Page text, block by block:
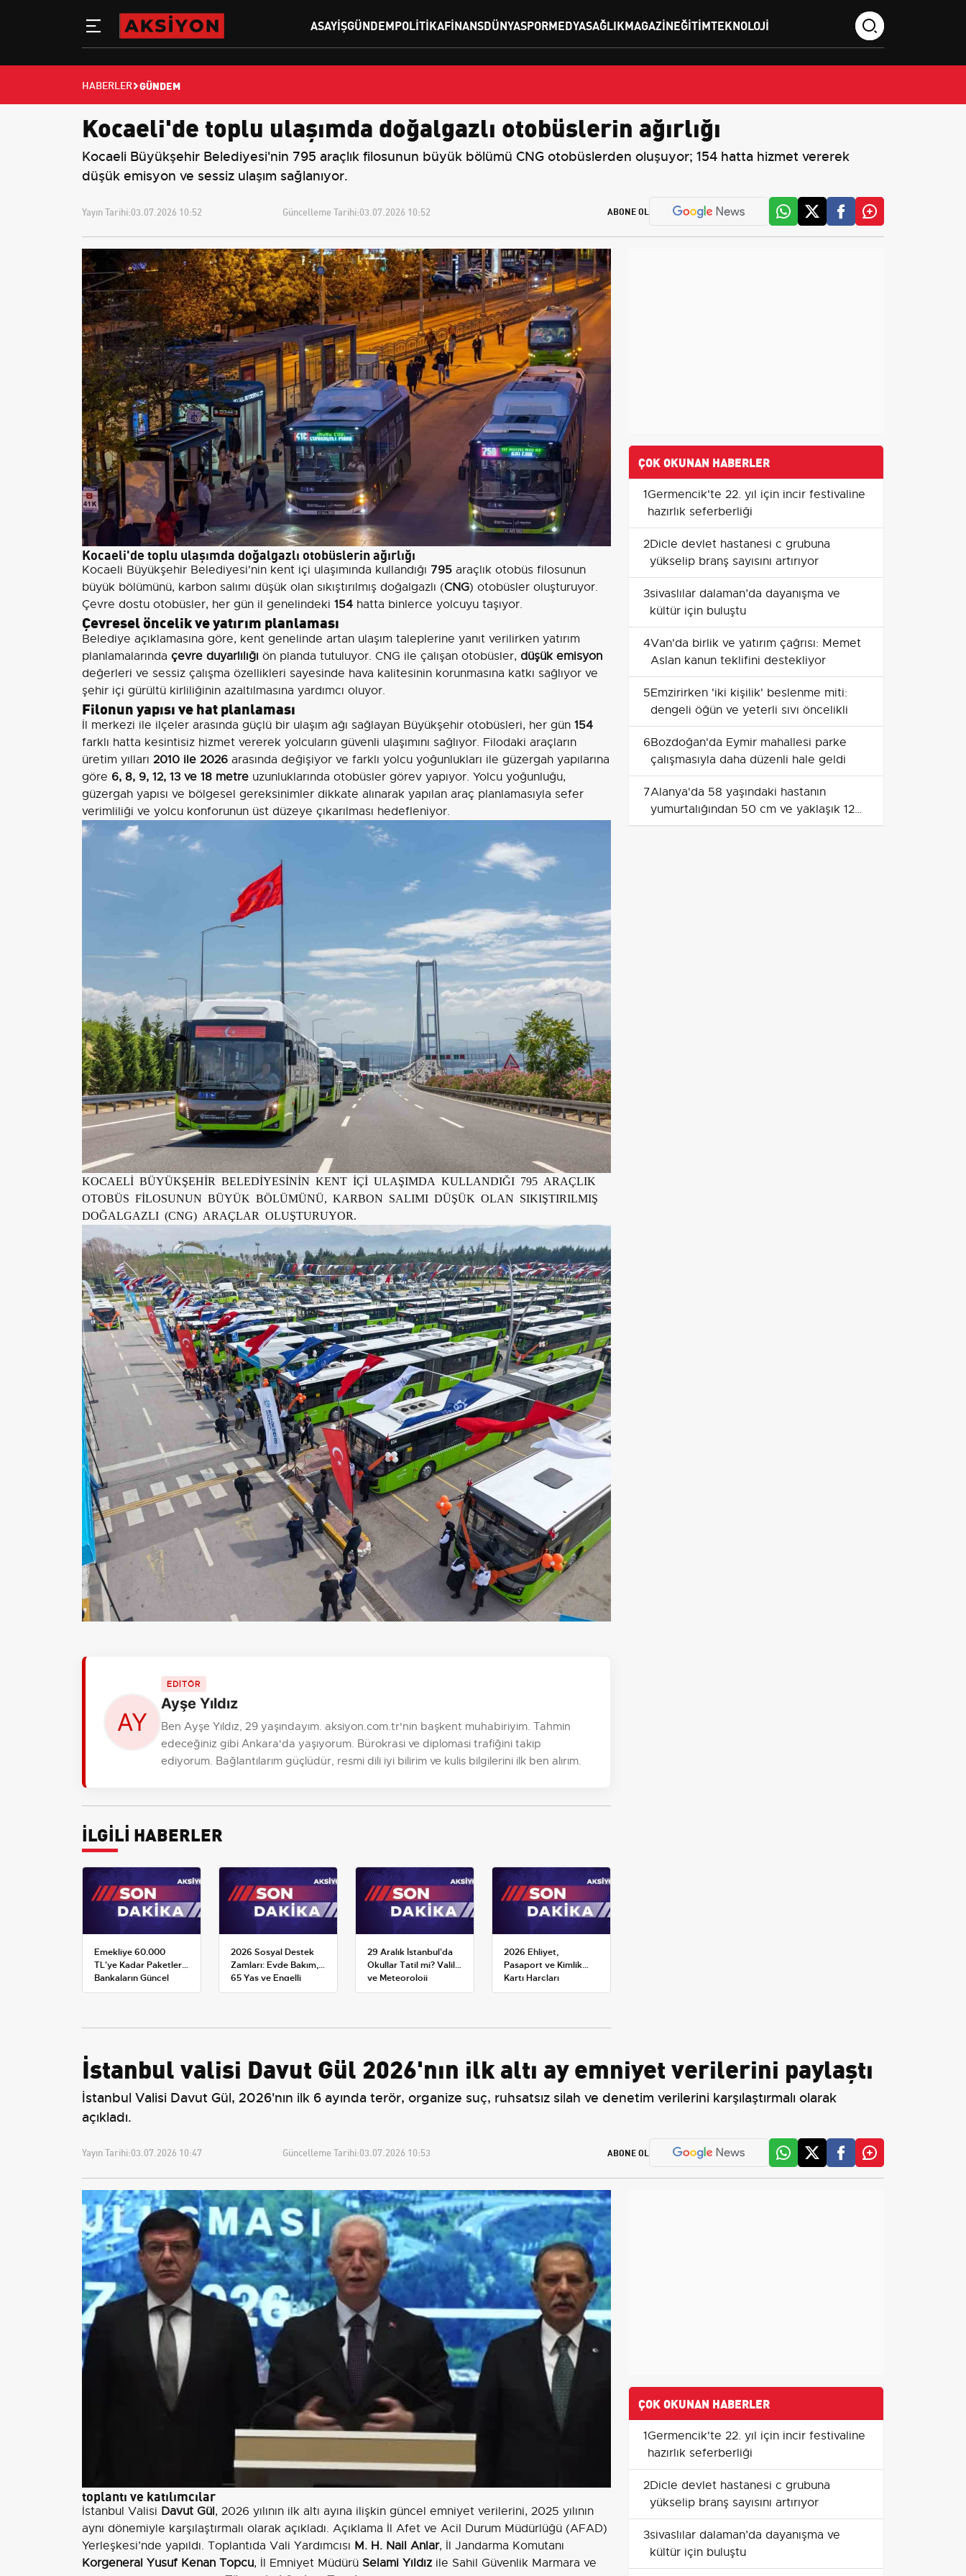
ASAYIŞGÜNDEMPOLITIKAFINANSDÜNYASPORMEDYASAĞLIKMAGAZINEĞITIMTEKNOLOJI
HABERLER GÜNDEM
Kocaeli'de toplu ulaşımda doğalgazlı otobüslerin ağırlığı
Kocaeli Büyükşehir Belediyesi'nin 795 araçlık filosunun büyük bölümü CNG otobüslerden oluşuyor; 154 hatta hizmet vererek
düşük emisyon ve sessiz ulaşım sağlanıyor.
Yayın Tarihi:03.07.2026 10:52 Güncelleme Tarihi:03.07.2026 10:52 ABONE OL
Kocaeli'de toplu ulaşımda doğalgazlı otobüslerin ağırlığı
Kocaeli Büyükşehir Belediyesi'nin kent içi ulaşımında kullandığı 795 araçlık otobüs filosunun
büyük bölümünü, karbon salımı düşük olan sıkıştırılmış doğalgazlı (CNG) otobüsler oluşturuyor.
Çevre dostu otobüsler, her gün il genelindeki 154 hatta binlerce yolcuyu taşıyor.
Çevresel öncelik ve yatırım planlaması
Belediye açıklamasına göre, kent genelinde artan ulaşım taleplerine yanıt verilirken yatırım
planlamalarında çevre duyarlılığı ön planda tutuluyor. CNG ile çalışan otobüsler, düşük emisyon
değerleri ve sessiz çalışma özellikleri sayesinde hava kalitesinin korunmasına katkı sağlıyor ve
şehir içi gürültü kirliliğinin azaltılmasına yardımcı oluyor.
Filonun yapısı ve hat planlaması
İl merkezi ile ilçeler arasında güçlü bir ulaşım ağı sağlayan Büyükşehir otobüsleri, her gün 154
farklı hatta kesintisiz hizmet vererek yolcuların güvenli ulaşımını sağlıyor. Filodaki araçların
üretim yılları 2010 ile 2026 arasında değişiyor ve farklı yolcu yoğunlukları ile güzergah yapılarına
göre 6, 8, 9, 12, 13 ve 18 metre uzunluklarında otobüsler görev yapıyor. Yolcu yoğunluğu,
güzergah yapısı ve bölgesel gereksinimler dikkate alınarak yapılan araç planlamasıyla sefer
verimliliği ve yolcu konforunun üst düzeye çıkarılması hedefleniyor.
KOCAELİ BÜYÜKŞEHİR BELEDİYESİNİN KENT İÇİ ULAŞIMDA KULLANDIĞI 795 ARAÇLIK
OTOBÜS FİLOSUNUN BÜYÜK BÖLÜMÜNÜ, KARBON SALIMI DÜŞÜK OLAN SIKIŞTIRILMIŞ
DOĞALGAZLI (CNG) ARAÇLAR OLUŞTURUYOR.
EDİTÖR
Ayşe Yıldız
Ben Ayşe Yıldız, 29 yaşındayım. aksiyon.com.tr'nin başkent muhabiriyim. Tahmin
edeceğiniz gibi Ankara'da yaşıyorum. Bürokrasi ve diplomasi trafiğini takip
ediyorum. Bağlantılarım güçlüdür, resmi dili iyi bilirim ve kulis bilgilerini ilk ben alırım.
İLGİLİ HABERLER
Emekliye 60.000
TL'ye Kadar Paketler:
Bankaların Güncel
Promosyon ve Ek
2026 Sosyal Destek
Zamları: Evde Bakım,
65 Yaş ve Engelli
Maaşlarında Yeni
29 Aralık İstanbul'da
Okullar Tatil mi? Valilik
ve Meteoroloji
Açıklamaları
2026 Ehliyet,
Pasaport ve Kimlik
Kartı Harçları
Resmileşti: Yeni
ÇOK OKUNAN HABERLER
1Germencik'te 22. yıl için incir festivaline
hazırlık seferberliği
2Dicle devlet hastanesi c grubuna
yükselip branş sayısını artırıyor
3sivaslılar dalaman’da dayanışma ve
kültür için buluştu
4Van'da birlik ve yatırım çağrısı: Memet
Aslan kanun teklifini destekliyor
5Emzirirken 'iki kişilik' beslenme miti:
dengeli öğün ve yeterli sıvı öncelikli
6Bozdoğan'da Eymir mahallesi parke
çalışmasıyla daha düzenli hale geldi
7Alanya'da 58 yaşındaki hastanın
yumurtalığından 50 cm ve yaklaşık 12
kg ağırlığında kitle çıkarıldı
İstanbul valisi Davut Gül 2026'nın ilk altı ay emniyet verilerini paylaştı
İstanbul Valisi Davut Gül, 2026'nın ilk 6 ayında terör, organize suç, ruhsatsız silah ve denetim verilerini karşılaştırmalı olarak
açıkladı.
Yayın Tarihi:03.07.2026 10:47 Güncelleme Tarihi:03.07.2026 10:53 ABONE OL
toplantı ve katılımcılar
İstanbul Valisi Davut Gül, 2026 yılının ilk altı ayına ilişkin güncel emniyet verilerini, 2025 yılının
aynı dönemiyle karşılaştırmalı olarak açıkladı. Açıklama İl Afet ve Acil Durum Müdürlüğü (AFAD)
Yerleşkesi’nde yapıldı. Toplantıda Vali Yardımcısı M. H. Nail Anlar, İl Jandarma Komutanı
Korgeneral Yusuf Kenan Topcu, İl Emniyet Müdürü Selami Yıldız ile Sahil Güvenlik Marmara ve
ÇOK OKUNAN HABERLER
1Germencik'te 22. yıl için incir festivaline
hazırlık seferberliği
2Dicle devlet hastanesi c grubuna
yükselip branş sayısını artırıyor
3sivaslılar dalaman’da dayanışma ve
kültür için buluştu